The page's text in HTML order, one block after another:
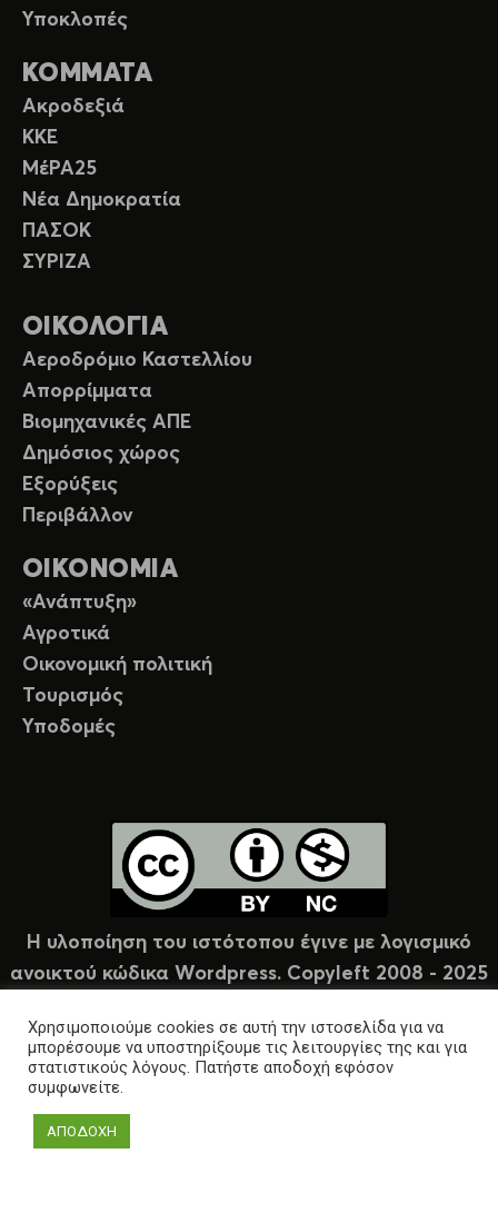
Υποκλοπές
ΚΟΜΜΑΤΑ
Ακροδεξιά
ΚΚΕ
ΜέΡΑ25
Νέα Δημοκρατία
ΠΑΣΟΚ
ΣΥΡΙΖΑ
ΟΙΚΟΛΟΓΙΑ
Αεροδρόμιο Καστελλίου
Απορρίμματα
Βιομηχανικές ΑΠΕ
Δημόσιος χώρος
Εξορύξεις
Περιβάλλον
ΟΙΚΟΝΟΜΙΑ
«Ανάπτυξη»
Αγροτικά
Οικονομική πολιτική
Τουρισμός
Υποδομές
Η υλοποίηση του ιστότοπου έγινε με λογισμικό
ανοικτού κώδικα Wordpress. Copyleft 2008 - 2025
Χρησιμοποιούμε cookies σε αυτή την ιστοσελίδα για να
μπορέσουμε να υποστηρίξουμε τις λειτουργίες της και για
στατιστικούς λόγους. Πατήστε αποδοχή εφόσον
συμφωνείτε.
ΑΠΟΔΟΧΗ